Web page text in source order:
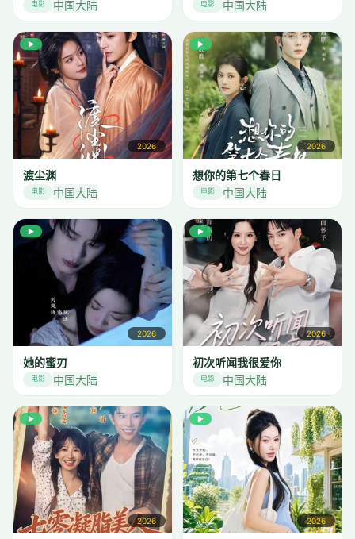
电影 中国大陆 电影 中国大陆
2026
▶
渡尘渊
电影 中国大陆
2026
▶
想你的第七个春日
电影 中国大陆
2026
▶
她的蜜刃
电影 中国大陆
2026
▶
初次听闻我很爱你
电影 中国大陆
2026
▶
2026
▶